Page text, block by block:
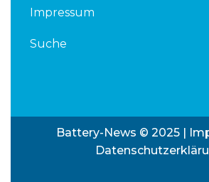
Impressum
Suche
Battery-News © 2025 |